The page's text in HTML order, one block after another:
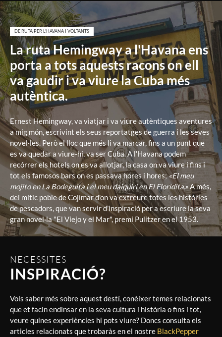
DE RUTA PER L'HAVANA I VOLTANTS
La ruta Hemingway a l'Havana ens
porta a tots aquests racons on ell
va gaudir i va viure la Cuba més
autèntica.
Ernest Hemingway, va viatjar i va viure autèntiques aventures
a mig món, escrivint els seus reportatges de guerra i les seves
novel·les. Però el lloc que més li va marcar, fins a un punt que
es va quedar a viure-hi, va ser Cuba. A l'Havana podem
recórrer els hotels on es va allotjar, la casa on va viure i fins i
tot els famosos bars on es passava hores i hores;«El meu
mojito en La Bodeguita i el meu daiquirí en El Floridita.»A més,
del mític poble de Cojímar d'on va extreure totes les històries
de pescadors, que van servir d'inspiració per a escriure la seva
gran novel·la "El Viejo y el Mar", premi Pulitzer en el 1953.
NECESSITES
INSPIRACIÓ?
Vols saber més sobre aquest destí, conèixer temes relacionats
que et facin endinsar en la seva cultura i història o fins i tot,
veure quines experiències hi pots viure? Doncs consulta els
articles relacionats que trobaràs en el nostre BlackPepper